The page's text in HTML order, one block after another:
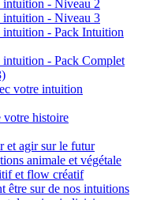
intuition - Niveau 2
intuition - Niveau 3
intuition - Pack Intuition
- Pack Complet
votre intuition
votre histoire
et agir sur le futur
animale et végétale
et flow créatif
être sur de nos intuitions